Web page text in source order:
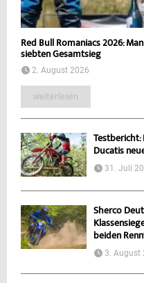
Red Bull Romaniacs 2026:
siebten Gesamtsieg
2. August 2026
weiterlesen
Testbericht:
Ducatis
31. Juli
Sherco
beiden
3. August